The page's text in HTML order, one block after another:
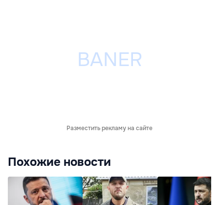
Разместить рекламу на сайте
Похожие новости